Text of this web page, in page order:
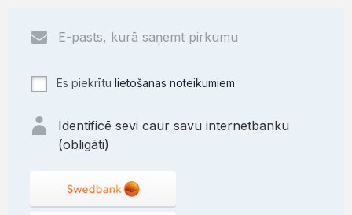
Es piekrītu lietošanas noteikumiem
Identificē sevi caur savu internetbanku
(obligāti)